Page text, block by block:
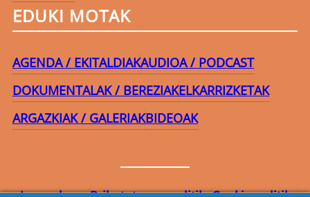
EDUKI MOTAK
AGENDA / EKITALDIAKAUDIOA / PODCAST
DOKUMENTALAK / BEREZIAKELKARRIZKETAK
ARGAZKIAK / GALERIAKBIDEOAK